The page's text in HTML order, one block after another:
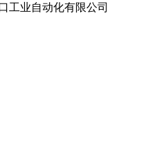
工业自动化有限公司